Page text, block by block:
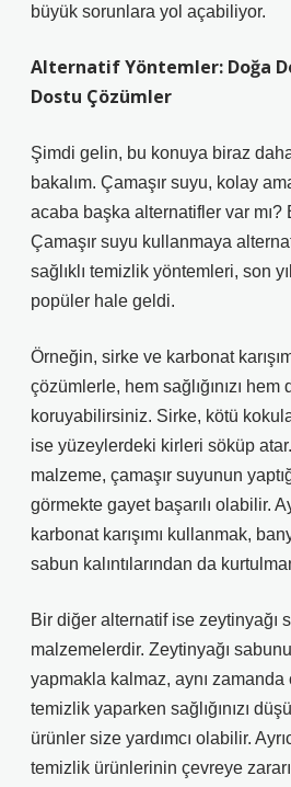
büyük sorunlara yol açabiliyor.
Alternatif Yöntemler: Doğa
Dostu Çözümler
Şimdi gelin, bu konuya biraz
bakalım. Çamaşır suyu, kolay
acaba başka alternatifler var mı?
Çamaşır suyu kullanmaya
sağlıklı temizlik yöntemleri, son
popüler hale geldi.
Örneğin, sirke ve karbonat
çözümlerle, hem sağlığınızı hem
koruyabilirsiniz. Sirke, kötü
ise yüzeylerdeki kirleri söküp
malzeme, çamaşır suyunun
görmekte gayet başarılı olabilir.
karbonat karışımı kullanmak,
sabun kalıntılarından da
Bir diğer alternatif ise zeytinyağı
malzemelerdir. Zeytinyağı
yapmakla kalmaz, aynı zamanda
temizlik yaparken sağlığınızı
ürünler size yardımcı olabilir.
temizlik ürünlerinin çevreye